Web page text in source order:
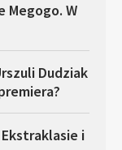
Megogo. W
Dudziak
i